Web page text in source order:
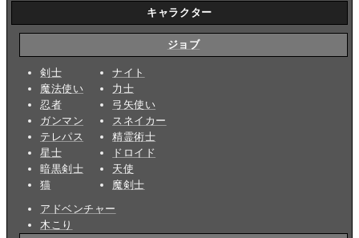
キャラクター
ジョブ
剣士
魔法使い
忍者
ガンマン
テレパス
星士
暗黒剣士
猫
ナイト
力士
弓矢使い
スネイカー
精霊術士
ドロイド
天使
魔剣士
アドベンチャー
木こり